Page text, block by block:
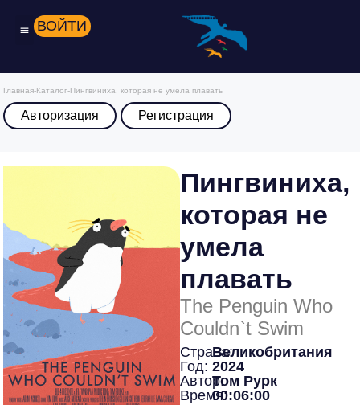
ВОЙТИ
Главная-Каталог-Пингвиниха, которая не умела плавать
Авторизация Регистрация
Пингвиниха,
которая не
умела
плавать
The Penguin Who
Couldn`t Swim
Страна:Великобритания
Год: 2024
Автор:Том Рурк
Время:00:06:00